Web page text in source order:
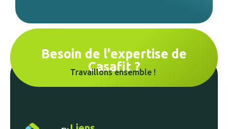
Besoin de l'expertise de
Casafit ?
Travaillons ensemble !